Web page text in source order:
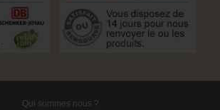
Qui sommes nous ?